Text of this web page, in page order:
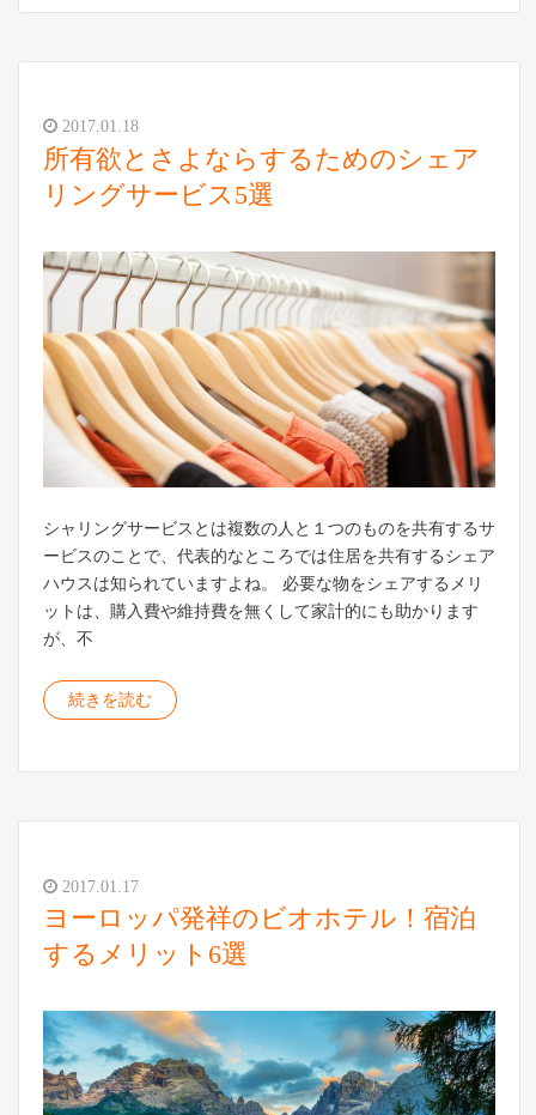
2017.01.18
所有欲とさよならするためのシェア
リングサービス5選
シャリングサービスとは複数の人と１つのものを共有するサ
ービスのことで、代表的なところでは住居を共有するシェア
ハウスは知られていますよね。 必要な物をシェアするメリ
ットは、購入費や維持費を無くして家計的にも助かります
が、不
続きを読む
2017.01.17
ヨーロッパ発祥のビオホテル！宿泊
するメリット6選